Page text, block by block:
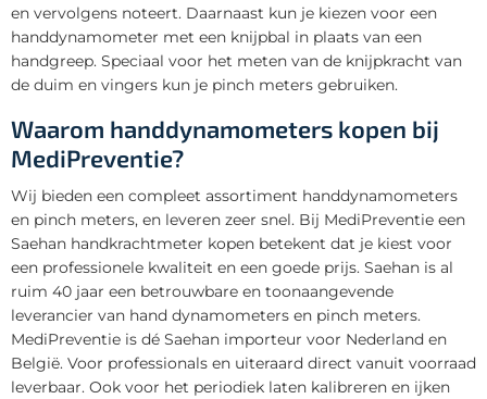
en vervolgens noteert. Daarnaast kun je kiezen voor een
handdynamometer met een knijpbal in plaats van een
handgreep. Speciaal voor het meten van de knijpkracht van
de duim en vingers kun je pinch meters gebruiken.
Waarom handdynamometers kopen bij
MediPreventie?
Wij bieden een compleet assortiment handdynamometers
en pinch meters, en leveren zeer snel. Bij MediPreventie een
Saehan handkrachtmeter kopen betekent dat je kiest voor
een professionele kwaliteit en een goede prijs. Saehan is al
ruim 40 jaar een betrouwbare en toonaangevende
leverancier van hand dynamometers en pinch meters.
MediPreventie is dé Saehan importeur voor Nederland en
België. Voor professionals en uiteraard direct vanuit voorraad
leverbaar. Ook voor het periodiek laten kalibreren en ijken